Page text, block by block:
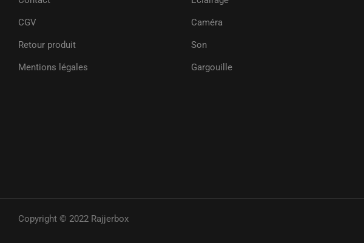
CGV
Retour produit
Mentions légales
Caméra
Son
Gargouille
Copyright © 2022 Rajjerbox